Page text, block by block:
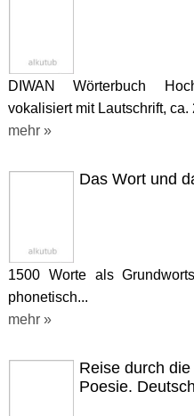
DIWAN Wörterbuch
vokalisiert mit Lautschrift, ca.
mehr »
Das Wort und
1500 Worte als
phonetisch...
mehr »
Reise durch
Poesie.